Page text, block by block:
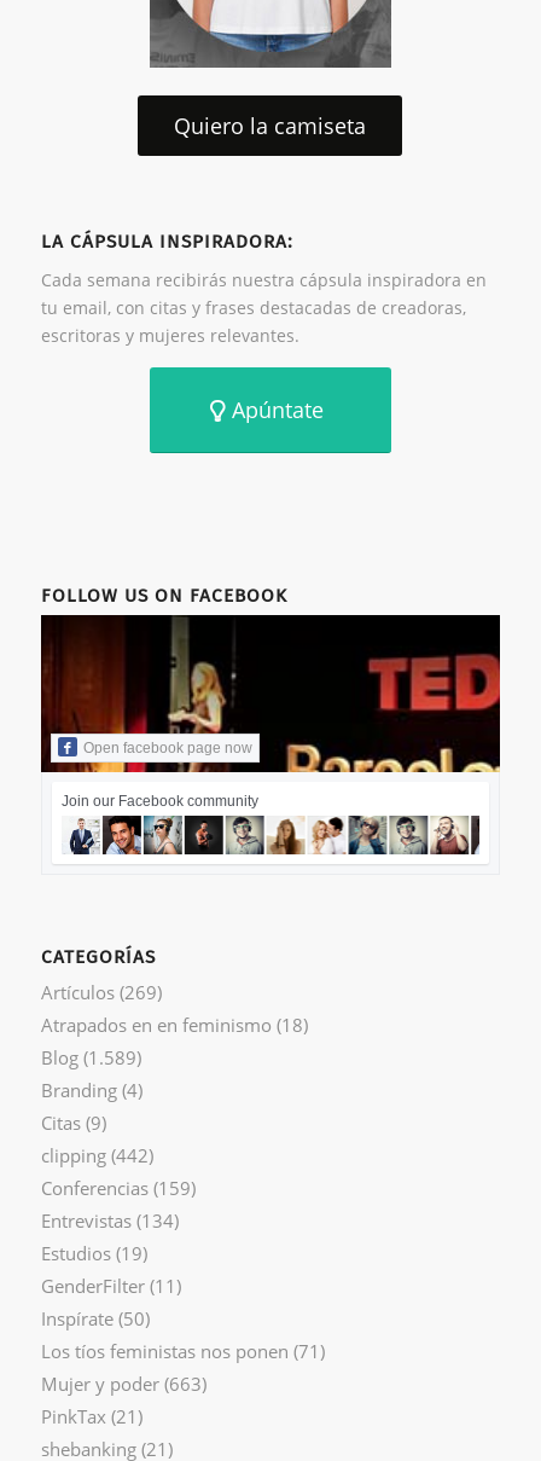
Quiero la camiseta
LA CÁPSULA INSPIRADORA:
Cada semana recibirás nuestra cápsula inspiradora en
tu email, con citas y frases destacadas de creadoras,
escritoras y mujeres relevantes.
Apúntate
FOLLOW US ON FACEBOOK
Open facebook page now
Join our Facebook community
CATEGORÍAS
Artículos(269)
Atrapados en en feminismo (18)
Blog(1.589)
Branding(4)
Citas(9)
clipping(442)
Conferencias(159)
Entrevistas(134)
Estudios(19)
GenderFilter(11)
Inspírate(50)
Los tíos feministas nos ponen (71)
Mujer y poder(663)
PinkTax (21)
shebanking(21)